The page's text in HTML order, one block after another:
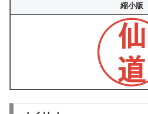
縮小版